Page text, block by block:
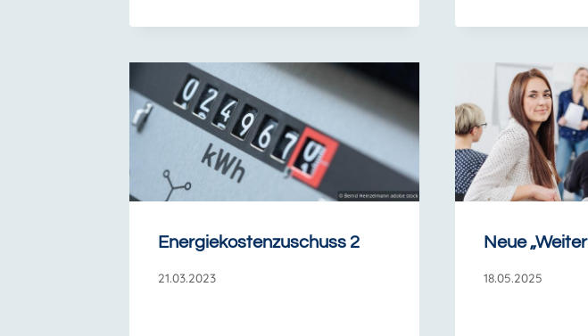
Energiekostenzuschuss 2
21.03.2023
Neue
18.05.2025